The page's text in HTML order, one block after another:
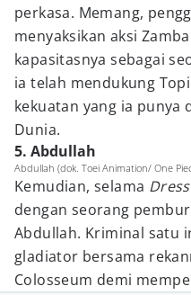
perkasa. Memang,
menyaksikan aksi
kapasitasnya sebagai
ia telah mendukung
kekuatan yang ia punya
Dunia.
5. Abdullah
Abdullah (dok. Toei Animation/ One
Kemudian, selama
dengan seorang
Abdullah. Kriminal satu
gladiator bersama
Colosseum demi